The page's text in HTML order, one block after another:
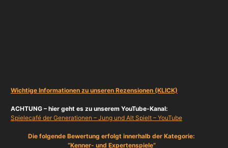
Wichtige Informationen zu unseren Rezensionen (KLICK)
ACHTUNG – hier geht es zu unserem YouTube-Kanal:
Spielecafé der Generationen – Jung und Alt Spielt – YouTube
Die folgende Bewertung erfolgt innerhalb der Kategorie:
“Kenner- und Expertenspiele”